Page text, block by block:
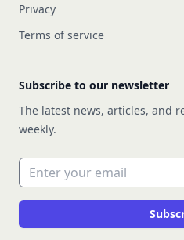
Privacy
Terms of service
Subscribe to our newsletter
The latest news, articles, and
weekly.
Email address